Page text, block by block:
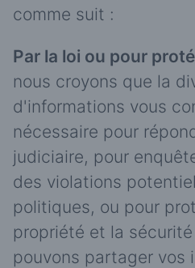
comme suit :
Par la loi ou pour
nous croyons que la
d'informations vous
nécessaire pour
judiciaire, pour
des violations
politiques, ou pour
propriété et la
pouvons partager vos